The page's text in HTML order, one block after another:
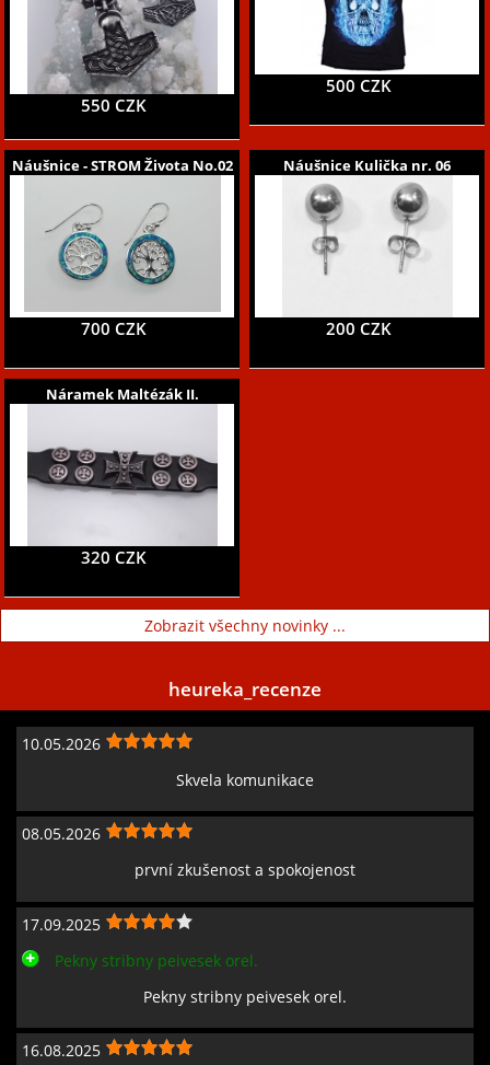
550 CZK
500 CZK
Náušnice - STROM Života No.02
700 CZK
Náušnice Kulička nr. 06
200 CZK
Náramek Maltézák II.
320 CZK
Zobrazit všechny novinky ...
heureka_recenze
10.05.2026
Skvela komunikace
08.05.2026
první zkušenost a spokojenost
17.09.2025
Pekny stribny peivesek orel.
Pekny stribny peivesek orel.
16.08.2025